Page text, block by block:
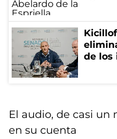
de los
El audio, de casi
en su cuenta